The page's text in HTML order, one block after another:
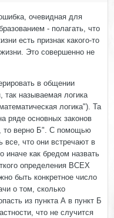
очевидная для
- полагать, что
есть признак какого-то
Это совершенно не
в общении
так называемая логика
логика"). Та
ряде основных законов
то верно Б". С помощью
все, что они встречают в
иначе как бредом назвать
определения ВСЕХ
быть конкретное число
о том, сколько
из пункта А в пункт Б
что не случится